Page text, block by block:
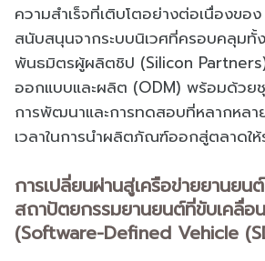
ความสำเร็จที่เติบโตอย่างต่อเนื่องขอ
สนับสนุนจากระบบนิเวศที่ครอบคลุมทั้
พันธมิตรผู้ผลิตชิป (Silicon
ออกแบบและผลิต (ODM) พร้อมด้วย
การพัฒนาและการทดสอบที่หลากหลาย
เวลาในการนำผลิตภัณฑ์ออกสู่ตลาดให้
การเปลี่ยนผ่านสู่เครือข่ายยานยน
สถาปัตยกรรมยานยนต์ที่ขับเคลื่
(Software-Defined Vehicle